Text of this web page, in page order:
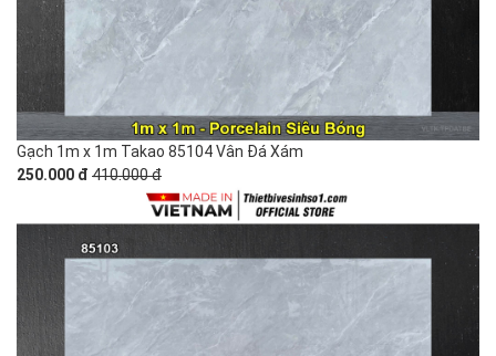
Gạch 1m x 1m Takao 85104 Vân Đá Xám
250.000 đ 410.000 đ